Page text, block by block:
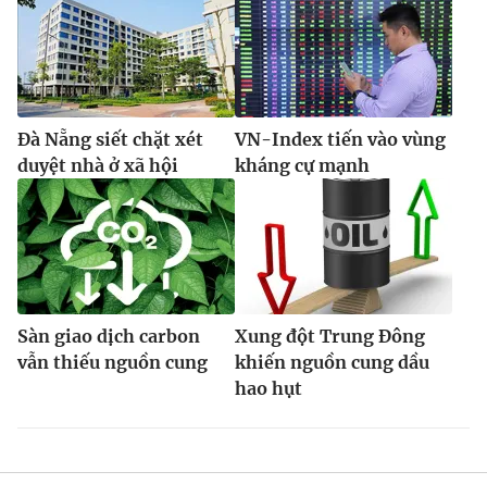
Đà Nẵng siết chặt xét
duyệt nhà ở xã hội
VN-Index tiến vào vùng
kháng cự mạnh
Sàn giao dịch carbon
vẫn thiếu nguồn cung
Xung đột Trung Đông
khiến nguồn cung dầu
hao hụt